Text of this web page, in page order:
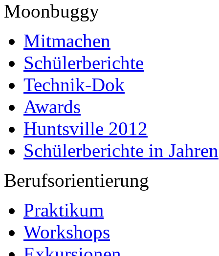
Moonbuggy
Mitmachen
Schülerberichte
Technik-Dok
Awards
Huntsville 2012
Schülerberichte in Jahren
Berufsorientierung
Praktikum
Workshops